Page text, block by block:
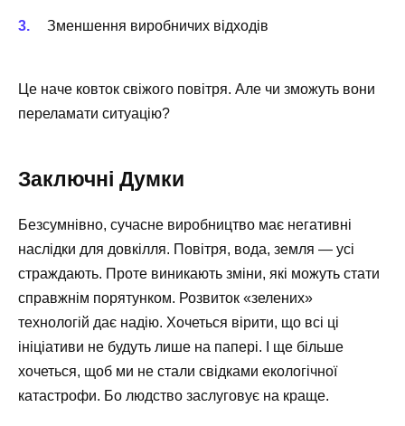
Зменшення виробничих відходів
Це наче ковток свіжого повітря. Але чи зможуть вони
переламати ситуацію?
Заключні Думки
Безсумнівно, сучасне виробництво має негативні
наслідки для довкілля. Повітря, вода, земля — усі
страждають. Проте виникають зміни, які можуть стати
справжнім порятунком. Розвиток «зелених»
технологій дає надію. Хочеться вірити, що всі ці
ініціативи не будуть лише на папері. І ще більше
хочеться, щоб ми не стали свідками екологічної
катастрофи. Бо людство заслуговує на краще.